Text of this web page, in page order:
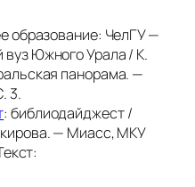
образование: ЧелГУ —
Южного Урала / К.
панорама. —
3.
: библиодайджест /
— Миасс, МКУ